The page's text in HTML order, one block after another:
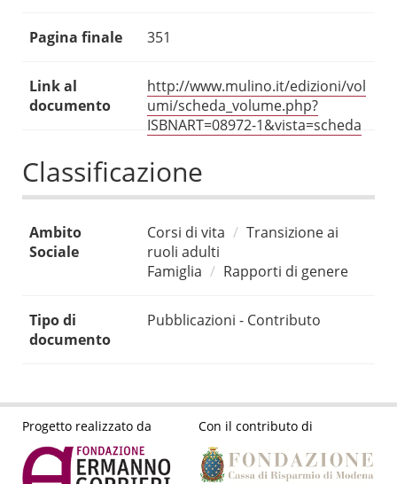
Pagina finale 351
Link al
documento
http://www.mulino.it/edizioni/vol
umi/scheda_volume.php?
ISBNART=08972-1&vista=scheda
Classificazione
Ambito
Sociale
Corsi di vita
Transizione ai
ruoli adulti
Famiglia
Rapporti di genere
Tipo di
documento
Pubblicazioni - Contributo
Progetto realizzato da Con il contributo di